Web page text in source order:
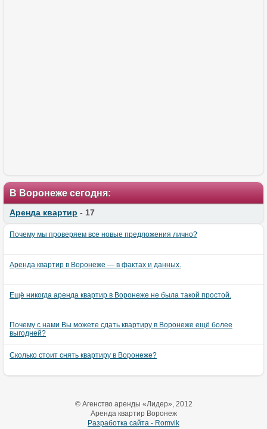
В Воронеже сегодня:
Аренда квартир - 17
Почему мы проверяем все новые предложения лично?
Аренда квартир в Воронеже — в фактах и данных.
Ещё никогда аренда квартир в Воронеже не была такой простой.
Почему с нами Вы можете сдать квартиру в Воронеже ещё более
выгодней?
Сколько стоит снять квартиру в Воронеже?
© Агенство аренды «Лидер», 2012
Аренда квартир Воронеж
Разработка сайта - Romvik